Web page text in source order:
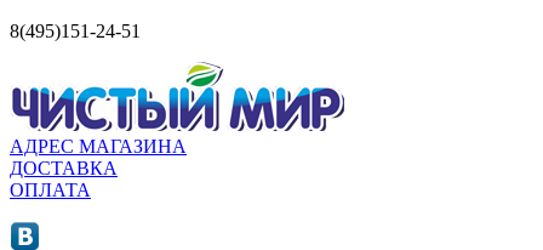
8(495)151-24-51
АДРЕС МАГАЗИНА
ДОСТАВКА
ОПЛАТА